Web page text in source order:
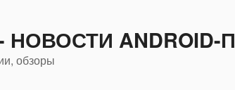
НОВОСТИ
обзоры